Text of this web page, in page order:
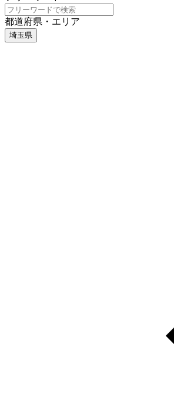
都道府県・エリア
埼玉県